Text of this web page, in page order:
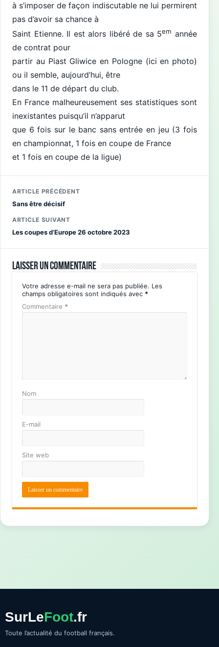
à s’imposer de façon indiscutable ne lui permirent
pas d’avoir sa chance à
Saint Etienne. Il est alors libéré de sa 5em année
de contrat pour
partir au Piast Gliwice en Pologne (ici en photo)
ou il semble, aujourd’hui, être
dans le 11 de départ du club.
En France malheureusement ses statistiques sont
inexistantes puisqu’il n’apparut
que 6 fois sur le banc sans entrée en jeu (3 fois
en championnat, 1 fois en coupe de France
et 1 fois en coupe de la ligue)
ARTICLE PRÉCÉDENT
Sans être décisif
ARTICLE SUIVANT
Les coupes d’Europe 26 octobre 2023
Laisser un commentaire
Votre adresse e-mail ne sera pas publiée. Les
champs obligatoires sont indiqués avec *
Commentaire *
Nom
E-mail
Site web
SurLeFoot.fr
Toute l’actualité du football français.